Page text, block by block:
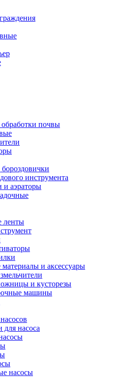
почвы
инструмента
и аэраторы
ленты
материалы и аксессуары
и кусторезы
машины
для насоса
насосы